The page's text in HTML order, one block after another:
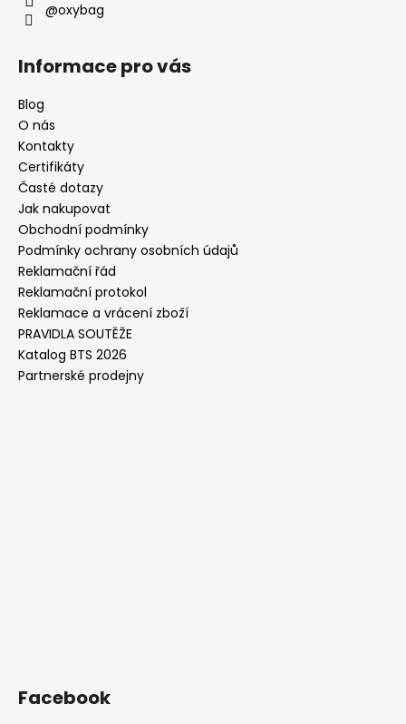
@oxybag
Informace pro vás
Blog
O nás
Kontakty
Certifikáty
Časté dotazy
Jak nakupovat
Obchodní podmínky
Podmínky ochrany osobních údajů
Reklamační řád
Reklamační protokol
Reklamace a vrácení zboží
PRAVIDLA SOUTĚŽE
Katalog BTS 2026
Partnerské prodejny
Facebook